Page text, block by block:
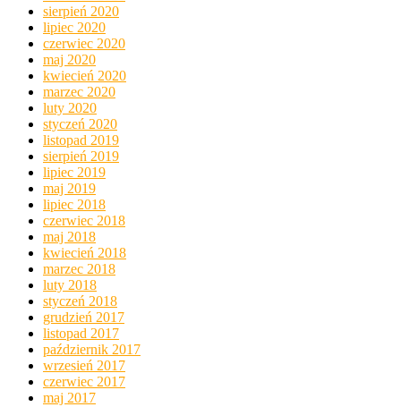
sierpień 2020
lipiec 2020
czerwiec 2020
maj 2020
kwiecień 2020
marzec 2020
luty 2020
styczeń 2020
listopad 2019
sierpień 2019
lipiec 2019
maj 2019
lipiec 2018
czerwiec 2018
maj 2018
kwiecień 2018
marzec 2018
luty 2018
styczeń 2018
grudzień 2017
listopad 2017
październik 2017
wrzesień 2017
czerwiec 2017
maj 2017